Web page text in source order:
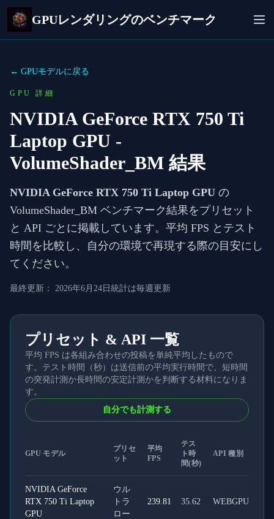
GPUレンダリングのベンチマーク
← GPUモデルに戻る
GPU 詳細
NVIDIA GeForce RTX 750 Ti
Laptop GPU -
VolumeShader_BM 結果
NVIDIA GeForce RTX 750 Ti Laptop GPU の
VolumeShader_BM ベンチマーク結果をプリセット
と API ごとに掲載しています。平均 FPS とテスト
時間を比較し、自分の環境で再現する際の目安にし
てください。
最終更新： 2026年6月24日 統計は毎週更新
プリセット & API 一覧
平均 FPS は各組み合わせの投稿を単純平均したもので
す。テスト時間（秒）は送信前の平均実行時間で、短時間
の突発計測か長時間の安定計測かを判断する材料になりま
す。
自分でも計測する
GPU モデル
プリセ
ット
平均
FPS
テス
ト時
間(秒)
API 種別
NVIDIA GeForce
RTX 750 Ti Laptop
GPU
ウル
トラ
ロー
239.81 35.62 WEBGPU